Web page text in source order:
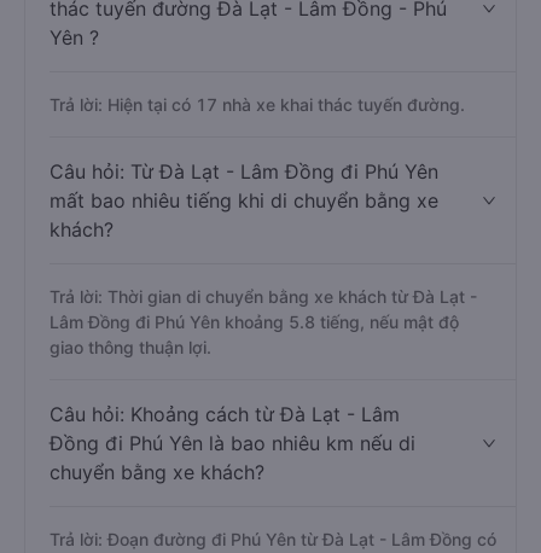
thác tuyến đường Đà Lạt - Lâm Đồng - Phú
Yên ?
Trả lời: Hiện tại có 17 nhà xe khai thác tuyến đường.
Câu hỏi: Từ Đà Lạt - Lâm Đồng đi Phú Yên
mất bao nhiêu tiếng khi di chuyển bằng xe
khách?
Trả lời: Thời gian di chuyển bằng xe khách từ Đà Lạt -
Lâm Đồng đi Phú Yên khoảng 5.8 tiếng, nếu mật độ
giao thông thuận lợi.
Câu hỏi: Khoảng cách từ Đà Lạt - Lâm
Đồng đi Phú Yên là bao nhiêu km nếu di
chuyển bằng xe khách?
Trả lời: Đoạn đường đi Phú Yên từ Đà Lạt - Lâm Đồng có